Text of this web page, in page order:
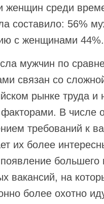
женщин среди
составило: 56%
с женщинами 44%.
мужчин по
связан со
рынке труда и
В числе
требований к
их более
большего
вакансий, на
более охотно